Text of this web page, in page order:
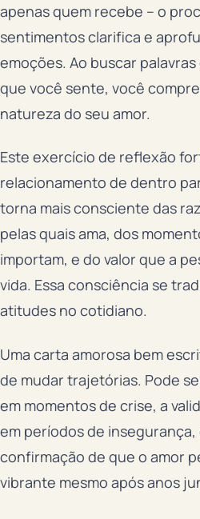
apenas quem recebe – o
sentimentos clarifica e
emoções. Ao buscar
que você sente, você
natureza do seu amor.
Este exercício de reflexão
relacionamento de dentro
torna mais consciente das
pelas quais ama, dos
importam, e do valor que a
vida. Essa consciência se
atitudes no cotidiano.
Uma carta amorosa bem
de mudar trajetórias. Pode
em momentos de crise, a
em períodos de
confirmação de que o amor
vibrante mesmo após anos